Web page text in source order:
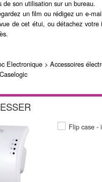
de son utilisation sur un bureau.
un film ou rédigez un e-
de cet étui, ou détachez votre
Electronique > Accessoires